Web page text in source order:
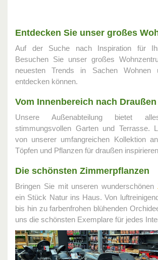
Entdecken Sie unser großes
Auf der Suche nach Inspiration für
Besuchen Sie unser großes
neuesten Trends in Sachen Wohnen
entdecken können.
Vom Innenbereich nach Draußen
Unsere Außenabteilung bietet
stimmungsvollen Garten und Terrasse.
von unserer umfangreichen Kollektion
Töpfen und Pflanzen für draußen
Die schönsten Zimmerpflanzen
Bringen Sie mit unseren wunderschönen
ein Stück Natur ins Haus. Von
bis hin zu farbenfrohen blühenden
uns die schönsten Exemplare für jedes